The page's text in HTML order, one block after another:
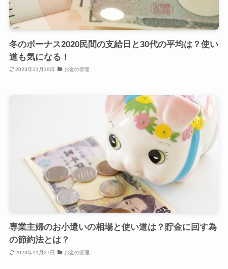
冬のボーナス2020民間の支給日と30代の平均は？使い
道も気になる！
2023年11月19日 お金の管理
専業主婦のお小遣いの相場と使い道は？貯金に回す為
の節約法とは？
2023年11月27日 お金の管理